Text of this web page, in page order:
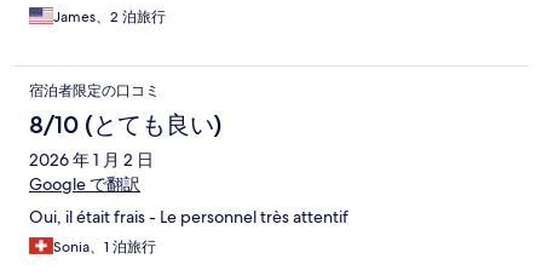
James、2 泊旅行
宿泊者限定の口コミ
8/10 (とても良い)
2026 年 1 月 2 日
Google で翻訳
Oui, il était frais - Le personnel très attentif
Sonia、1 泊旅行